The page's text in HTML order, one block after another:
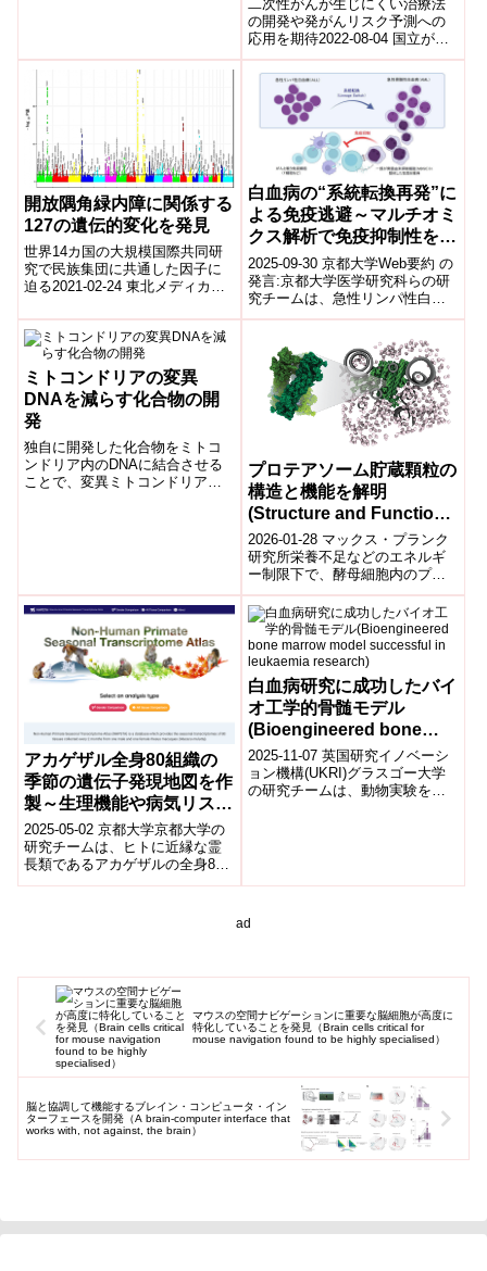
二次性がんが生じにくい治療法
の開発や発がんリスク予測への
応用を期待2022-08-04 国立がん
研究センター発表のポイント 今
回、通常のDNA検体を用いて安
価に...
開放隅角緑内障に関係する
127の遺伝的変化を発見
世界14カ国の大規模国際共同研
究で民族集団に共通した因子に
迫る2021-02-24 東北メディカ
ント・世界14カ国の開放隅角緑
内障*...
白血病の“系統転換再発”に
よる免疫逃避～マルチオミ
クス解析で免疫抑制性を解
明～
2025-09-30 京都大学Web要約 の
発言:京都大学医学研究科らの研
究チームは、急性リンパ性白血
病(ALL)が急性骨髄性白血病
ミトコンドリアの変異
DNAを減らす化合物の開
発
独自に開発した化合物をミトコ
ンドリア内のDNAに結合させる
ことで、変異ミトコンドリア
プロテアソーム貯蔵顆粒の
構造と機能を解明
(Structure and Function
of Proteasome Storage
Granules Elucidated)
2026-01-28 マックス・プランク
研究所栄養不足などのエネルギ
ー制限下で、酵母細胞内のプロ
テアソームが細胞質中に集結
し、膜に囲まれない特殊構造体
「プロテア...
アカゲザル全身80組織の
季節の遺伝子発現地図を作
製～生理機能や病気リスク
が季節や性別によって変わ
る謎に迫る～
2025-05-02 京都大学京都大学の
研究チームは、ヒトに近縁な霊
長類であるアカゲザルの全身80
組織における季節ごとの遺伝子
白血病研究に成功したバイ
オ工学的骨髄モデル
(Bioengineered bone
marrow model
successful in leukaemia
research)
2025-11-07 英国研究イノベーシ
ョン機構(UKRI)グラスゴー大学
の研究チームは、動物実験を用
ad
マウスの空間ナビゲーションに重要な脳細胞が高度に
特化していることを発見（Brain cells critical for
mouse navigation found to be highly specialised）
脳と協調して機能するブレイン・コンピュータ・イン
ターフェースを開発（A brain-computer interface that
works with, not against, the brain）